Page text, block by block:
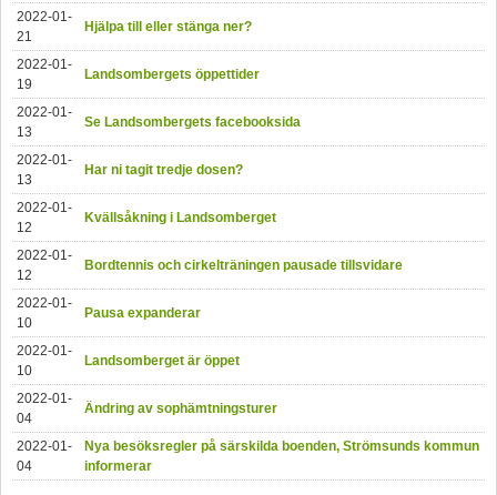
2022-01-
21
Hjälpa till eller stänga ner?
2022-01-
19
Landsombergets öppettider
2022-01-
13
Se Landsombergets facebooksida
2022-01-
13
Har ni tagit tredje dosen?
2022-01-
12
Kvällsåkning i Landsomberget
2022-01-
12
Bordtennis och cirkelträningen pausade tillsvidare
2022-01-
10
Pausa expanderar
2022-01-
10
Landsomberget är öppet
2022-01-
04
Ändring av sophämtningsturer
2022-01-
04
Nya besöksregler på särskilda boenden, Strömsunds kommun
informerar